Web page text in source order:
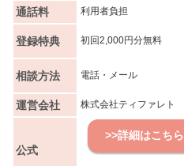
通話料 利用者負担
登録特典 初回2,000円分無料
相談方法 電話・メール
運営会社 株式会社ティファレト
公式
>>詳細はこちら